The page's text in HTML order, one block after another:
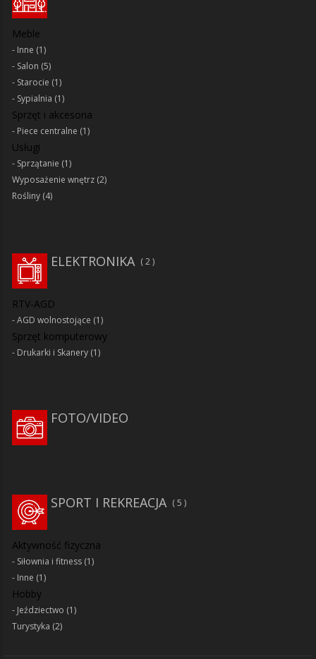
Meble
Inne (1)
Salon (5)
Starocie (1)
Sypialnia (1)
Sprzęt i akcesoria
Piece centralne (1)
Usługi
Sprzątanie (1)
Wyposażenie wnętrz (2)
Rośliny (4)
2
ELEKTRONIKA
RTV-AGD
AGD wolnostojące (1)
Sprzęt komputerowy
Drukarki i Skanery (1)
FOTO/VIDEO
SPORT I REKREACJA 5
Aktywność fizyczna
Siłownia i fitness (1)
Inne (1)
Hobby
Jeździectwo (1)
Turystyka (2)